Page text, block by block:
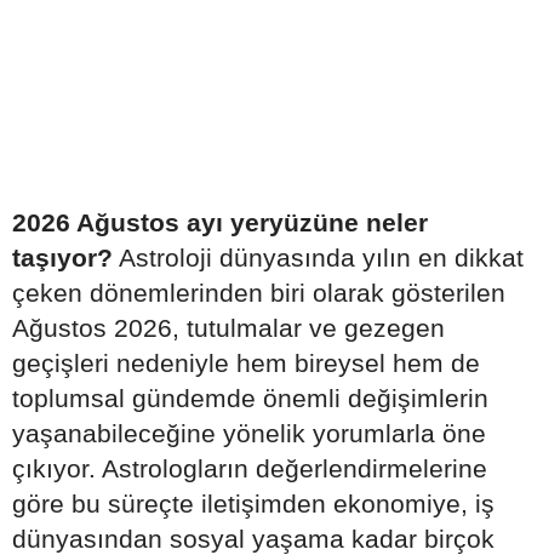
2026 Ağustos ayı yeryüzüne neler
taşıyor? Astroloji dünyasında yılın en dikkat
çeken dönemlerinden biri olarak gösterilen
Ağustos 2026, tutulmalar ve gezegen
geçişleri nedeniyle hem bireysel hem de
toplumsal gündemde önemli değişimlerin
yaşanabileceğine yönelik yorumlarla öne
çıkıyor. Astrologların değerlendirmelerine
göre bu süreçte iletişimden ekonomiye, iş
dünyasından sosyal yaşama kadar birçok